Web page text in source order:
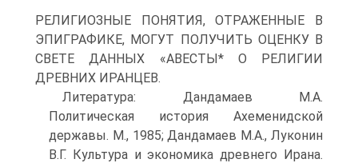
РЕЛИГИОЗНЫЕ ПОНЯТИЯ, ОТРАЖЕННЫЕ В
ЭПИГРАФИКЕ, МОГУТ ПОЛУЧИТЬ ОЦЕНКУ В
СВЕТЕ ДАННЫХ «АВЕСТЫ* О РЕЛИГИИ
ДРЕВНИХ ИРАНЦЕВ.
Литература: Дандамаев М.А.
Политическая история Ахеменидской
державы. M., 1985; Дандамаев М.А., Луконин
В.Г. Культура и экономика древнего Ирана.